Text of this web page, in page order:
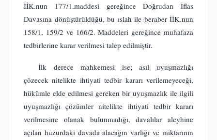
İİK.nun 177/1.maddesi gereğince Doğrudan İflas
Davasına dönüştürüldüğü, bu ıslah ile beraber İİK.nun
158/1, 159/2 ve 166/2. Maddeleri gereğince muhafaza
tedbirlerine karar verilmesi talep edilmiştir.
İlk derece mahkemesi ise; asıl uyuşmazlığı
çözecek nitelikte ihtiyati tedbir kararı verilemeyeceği,
hükümle elde edilmesi gereken bir uyuşmazlık ile ilgili
uyuşmazlığı çözümler nitelikte ihtiyati tedbir kararı
verilmesine olanak bulunmadığı, davalılar aleyhine
açılan huzurdaki davada alacağın varlığı ve miktarının